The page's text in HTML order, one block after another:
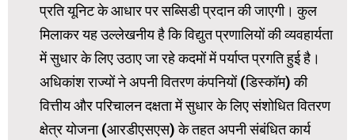
प्रति यूनिट के आधार पर सब्सिडी प्रदान की जाएगी। कुल
मिलाकर यह उल्लेखनीय है कि विद्युत प्रणालियों की व्यवहार्यता
में सुधार के लिए उठाए जा रहे कदमों में पर्याप्त प्रगति हुई है।
अधिकांश राज्यों ने अपनी वितरण कंपनियों (डिस्कॉम) की
वित्तीय और परिचालन दक्षता में सुधार के लिए संशोधित वितरण
क्षेत्र योजना (आरडीएसएस) के तहत अपनी संबंधित कार्य